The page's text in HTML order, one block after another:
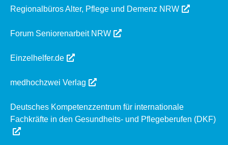
Regionalbüros Alter, Pflege und Demenz NRW
Forum Seniorenarbeit NRW
Einzelhelfer.de
medhochzwei Verlag
Deutsches Kompetenzzentrum für internationale
Fachkräfte in den Gesundheits- und Pflegeberufen (DKF)